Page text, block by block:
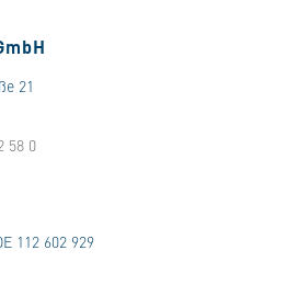
21
58 0
112 602 929